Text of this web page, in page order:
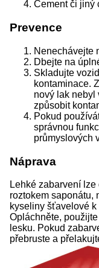
Cement či jiný
Prevence
Nenechávejte
Dbejte na
Skladujte
kontaminace.
nový lak nebyl
způsobit
Pokud
správnou
průmyslových
Náprava
Lehké zabarvení
roztokem saponátu,
kyseliny šťavelové
Opláchněte,
lesku. Pokud
přebruste a